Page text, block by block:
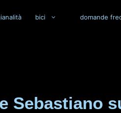
bici domande
Sebastiano